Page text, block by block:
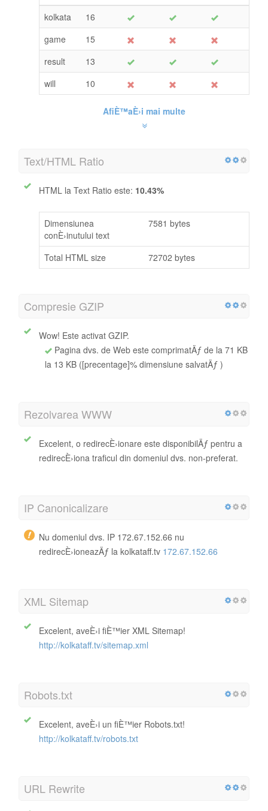
kolkata
16
game
15
result
13
will
10
AfiÈ™aÈ›i mai multe
Text/HTML Ratio
HTML la Text Ratio este: 10.43%
Dimensiunea
conÈ›inutului text
7581 bytes
Total HTML size 72702 bytes
Compresie GZIP
Wow! Este activat GZIP.
Pagina dvs. de Web este comprimatÄƒ de la 71 KB
la 13 KB ([precentage]% dimensiune salvatÄƒ )
Rezolvarea WWW
Excelent, o redirecÈ›ionare este disponibilÄƒ pentru a
redirecÈ›iona traficul din domeniul dvs. non-preferat.
IP Canonicalizare
Nu domeniul dvs. IP 172.67.152.66 nu
redirecÈ›ioneazÄƒ la kolkataff.tv 172.67.152.66
XML Sitemap
Excelent, aveÈ›i fiÈ™ier XML Sitemap!
http://kolkataff.tv/sitemap.xml
Robots.txt
Excelent, aveÈ›i un fiÈ™ier Robots.txt!
http://kolkataff.tv/robots.txt
URL Rewrite